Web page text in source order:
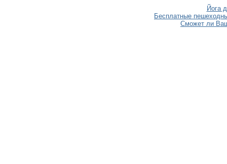
Йога
Бесплатные
Сможет ли